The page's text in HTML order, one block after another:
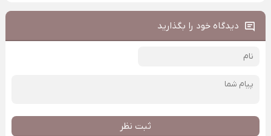
دیدگاه خود را بگذارید
ثبت نظر